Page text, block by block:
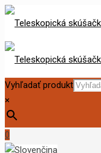
Vyhľadať produkt
×
0